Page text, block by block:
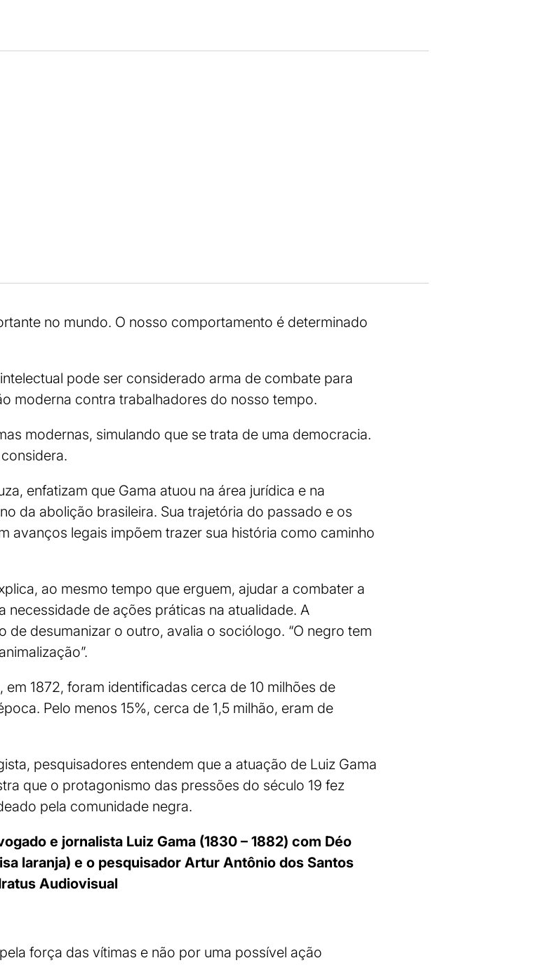
no mundo. O nosso comportamento é determinado
pode ser considerado arma de combate para
moderna contra trabalhadores do nosso tempo.
modernas, simulando que se trata de uma democracia.
enfatizam que Gama atuou na área jurídica e na
da abolição brasileira. Sua trajetória do passado e os
avanços legais impõem trazer sua história como caminho
ao mesmo tempo que erguem, ajudar a combater a
necessidade de ações práticas na atualidade. A
de desumanizar o outro, avalia o sociólogo. “O negro tem
1872, foram identificadas cerca de 10 milhões de
Pelo menos 15%, cerca de 1,5 milhão, eram de
pesquisadores entendem que a atuação de Luiz Gama
que o protagonismo das pressões do século 19 fez
pela comunidade negra.
e jornalista Luiz Gama (1830 – 1882) com Déo
laranja) e o pesquisador Artur Antônio dos Santos
Audiovisual
força das vítimas e não por uma possível ação